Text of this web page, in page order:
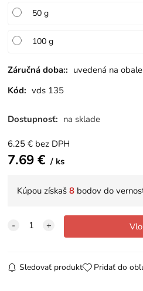
50 g
100 g
Záručná doba:: uvedená na obale
Kód: vds 135
Dostupnosť: na sklade
6.25 € bez DPH
7.69€ ks
Kúpou získaš8 bodov do
Sledovať produkt Pridať do